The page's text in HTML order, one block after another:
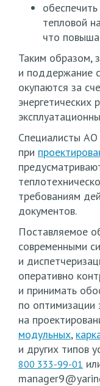
тепловой
что
Таким образом,
и поддержание
окупаются за
энергетических
Специалисты АО
при
требованиям
документов.
Поставляемое
современными
и
оперативно
и принимать
по оптимизации
на
модульных,
и других типов
800 333-99-01